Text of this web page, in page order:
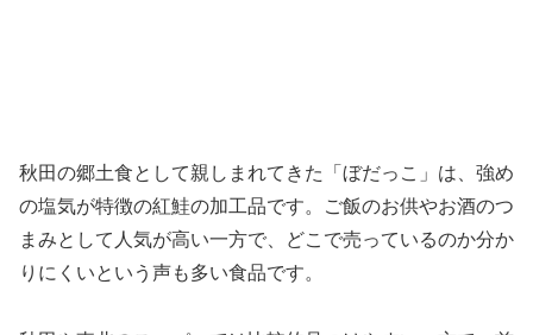
秋田の郷土食として親しまれてきた「ぼだっこ」は、強め
の塩気が特徴の紅鮭の加工品です。ご飯のお供やお酒のつ
まみとして人気が高い一方で、どこで売っているのか分か
りにくいという声も多い食品です。